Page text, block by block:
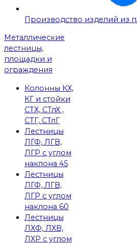
Производство изделий из
Металлические
лестницы,
площадки и
ограждения
Колонны КХ,
КГ и стойки
СТХ, СТлХ ,
СТГ, СТлГ
Лестницы
ЛГФ, ЛГВ,
ЛГР с углом
наклона 45
Лестницы
ЛГФ, ЛГВ,
ЛГР с углом
наклона 60
Лестницы
ЛХФ, ЛХВ,
ЛХР с углом